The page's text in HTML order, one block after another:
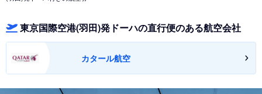
東京国際空港(羽田)発ドーハの直行便のある航空会社
カタール航空